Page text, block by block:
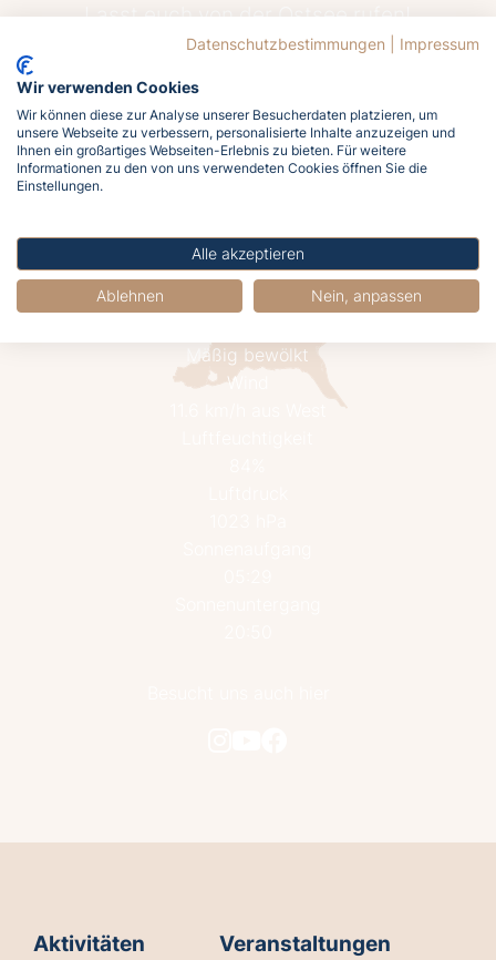
Lasst euch von der Ostsee rufen!
Meldet euch jetzt an und holt euch das
Jetzt buchen
Mäßig bewölkt
Wind
Aktivitäten Veranstaltungen
Datenschutzbestimmungen Impressum
Wir verwenden Cookies
Wir können diese zur Analyse unserer Besucherdaten platzieren, um
unsere Webseite zu verbessern, personalisierte Inhalte anzuzeigen und
Ihnen ein großartiges Webseiten-Erlebnis zu bieten. Für weitere
Informationen zu den von uns verwendeten Cookies öffnen Sie die
Einstellungen.
Alle akzeptieren
Ablehnen Nein, anpassen